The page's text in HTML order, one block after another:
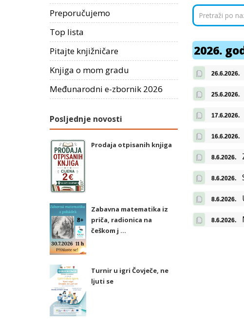
2026.
26.6.2026.
25.6.2026.
17.6.2026.
16.6.2026.
8.6.2026.
8.6.2026.
8.6.2026.
8.6.2026.
Preporučujemo
Top lista
Pitajte knjižničare
Knjiga o mom gradu
Međunarodni e-zbornik 2026
Posljednje novosti
Prodaja otpisanih knjiga
Zabavna matematika iz
priča, radionica na
češkom j ...
Turnir u igri Čovječe, ne
ljuti se